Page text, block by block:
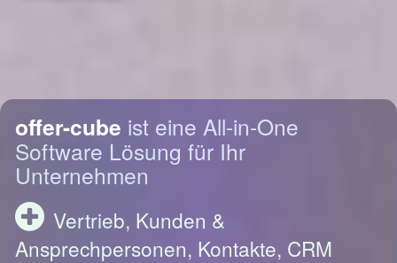
offer-cube ist eine All-in-One
Software Lösung für Ihr
Unternehmen
Vertrieb, Kunden &
Ansprechpersonen, Kontakte, CRM